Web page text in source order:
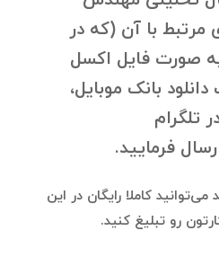
مرتبط با آن (که در
صورت فایل اکسل
بانک موبایل،
۰۹۱۲۱۴۰۰۲۳۷ در تلگرام
فرمایید.
کاملا رایگان در این
رو تبلیغ کنید.